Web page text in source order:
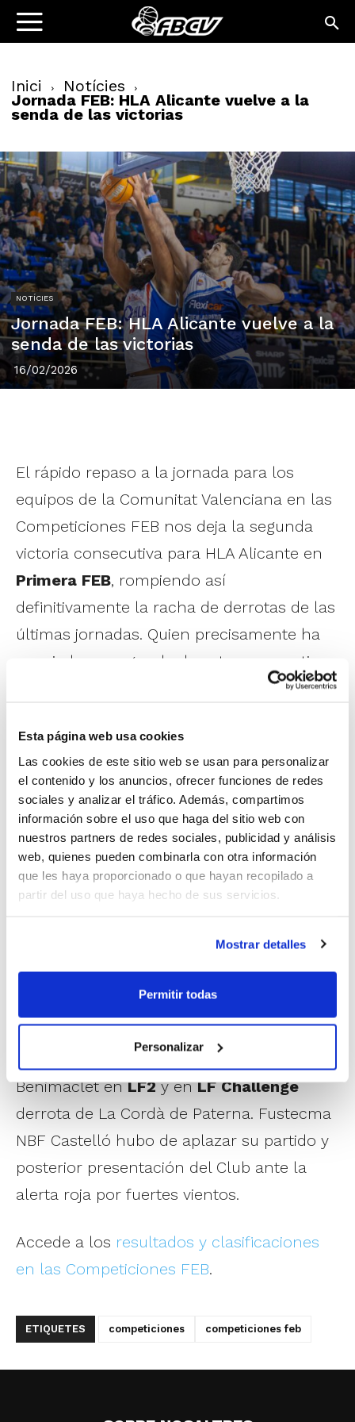
Esta página web usa cookies
Las cookies de este sitio web se usan para personalizar
el contenido y los anuncios, ofrecer funciones de redes
sociales y analizar el tráfico. Además, compartimos
información sobre el uso que haga del sitio web con
nuestros partners de redes sociales, publicidad y análisis
web, quienes pueden combinarla con otra información
que les haya proporcionado o que hayan recopilado a
partir del uso que haya hecho de sus servicios.
Mostrar detalles
Permitir todas
Personalizar
Inici Notícies
Jornada FEB: HLA Alicante vuelve a la
senda de las victorias
NOTÍCIES
Jornada FEB: HLA Alicante vuelve a la
senda de las victorias
16/02/2026
El rápido repaso a la jornada para los
equipos de la Comunitat Valenciana en las
Competiciones FEB nos deja la segunda
victoria consecutiva para HLA Alicante en
Primera FEB, rompiendo así
definitivamente la racha de derrotas de las
últimas jornadas. Quien precisamente ha
encajado su segunda derrota consecutiva
, que
Proinbeni UPB Gandia, que también cedió,
al igual que Maderas Sorlí Benicarló. La
única victoria de la semana fue para Club
Esportiu Bàsquet Llíria. EnTercera FEB
ganaron los de arriba aunque Servigroup
Benidorm cedió en su visita a
Personalhome Adesavi. Y en laLiga U
En las competiciones femeninas, Valencia
Basket recupera sensaciones enLF
, continúa su escalada CB Claret
Benimaclet enLF2y enLF Challenge
derrota de La Cordà de Paterna. Fustecma
NBF Castelló hubo de aplazar su partido y
posterior presentación del Club ante la
alerta roja por fuertes vientos.
Accede a los resultados y clasificaciones
en las Competiciones FEB.
ETIQUETES competiciones competiciones feb